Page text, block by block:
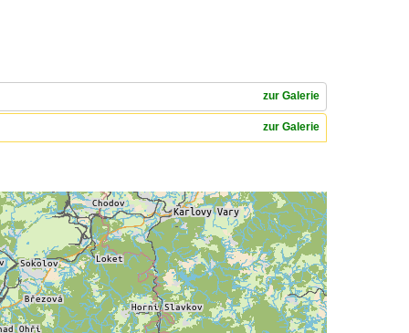
zur Galerie
zur Galerie